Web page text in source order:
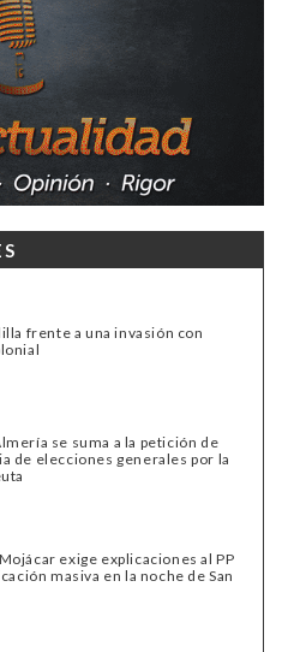
frente a una invasión con
se suma a la petición de
de elecciones generales por la
exige explicaciones al PP
masiva en la noche de San